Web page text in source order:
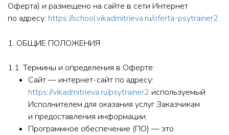
Оферта) и размещено на сайте в сети Интернет
по адресу: https://school.vikadmitrieva.ru/oferta-psytrainer2
1. ОБЩИЕ ПОЛОЖЕНИЯ
1.1. Термины и определения в Оферте:
Сайт — интернет-сайт по адресу:
https://vikadmitrieva.ru/psytrainer2 используемый
Исполнителем для оказания услуг Заказчикам
и предоставления информации.
Программное обеспечение (ПО) — это